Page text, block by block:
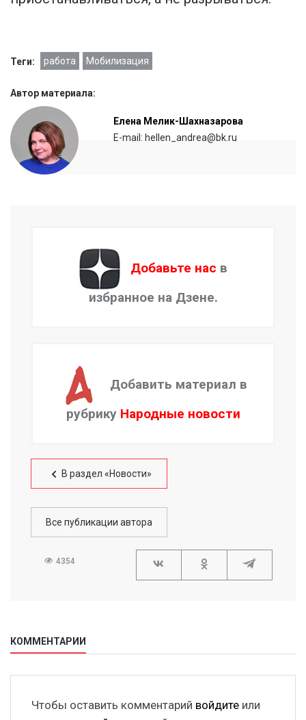
Теги: работа Мобилизация
Автор материала:
Елена Мелик-Шахназарова
E-mail: hellen_andrea@bk.ru
Добавьте нас в
избранное на Дзене.
Добавить материал в
рубрику Народные новости
В раздел «Новости»
Все публикации автора
4354
КОММЕНТАРИИ
Чтобы оставить комментарий войдите или